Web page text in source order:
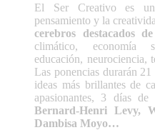
El Ser Creativo es
pensamiento y la
cerebros destacados
climático, economía
educación, neurociencia,
Las ponencias durarán
ideas más brillantes de
apasionantes, 3 días de
Bernard-Henri Levy,
Dambisa Moyo…